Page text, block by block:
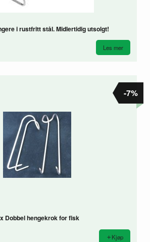
i rustfritt stål. Midlertidig utsolgt!
Les mer
Dobbel hengekrok for fisk
-7%
Kjøp